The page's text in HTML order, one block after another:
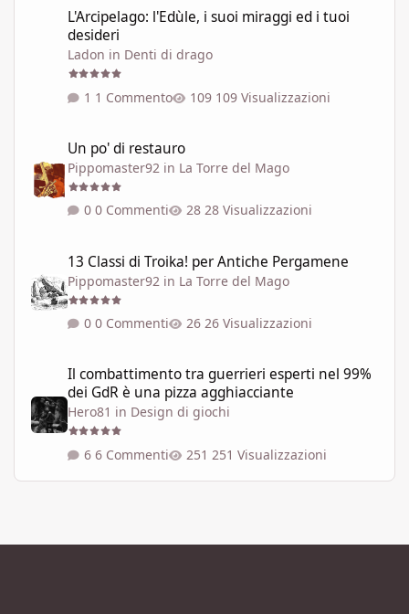
L'Arcipelago: l'Edùle, i suoi miraggi ed i tuoi
desideri
Ladon in Denti di drago
1 Commento 109 Visualizzazioni
Un po' di restauro
Pippomaster92 in La Torre del Mago
0 Commenti 28 Visualizzazioni
13 Classi di Troika! per Antiche Pergamene
Pippomaster92 in La Torre del Mago
0 Commenti 26 Visualizzazioni
Il combattimento tra guerrieri esperti nel 99%
dei GdR è una pizza agghiacciante
Hero81 in Design di giochi
6 Commenti 251 Visualizzazioni